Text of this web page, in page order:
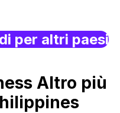
per altri paesi
Altro più